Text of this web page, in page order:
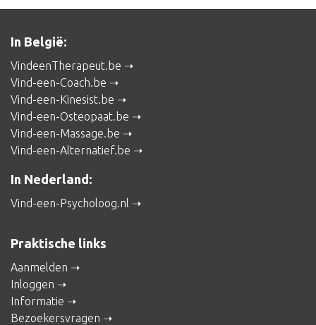
In België:
VindeenTherapeut.be
Vind-een-Coach.be
Vind-een-Kinesist.be
Vind-een-Osteopaat.be
Vind-een-Massage.be
Vind-een-Alternatief.be
In Nederland:
Vind-een-Psycholoog.nl
Praktische links
Aanmelden
Inloggen
Informatie
Bezoekersvragen